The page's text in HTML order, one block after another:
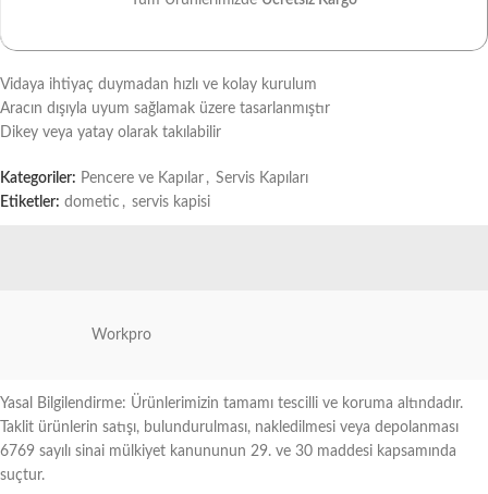
Vidaya ihtiyaç duymadan hızlı ve kolay kurulum
Aracın dışıyla uyum sağlamak üzere tasarlanmıştır
Dikey veya yatay olarak takılabilir
Kategoriler: Pencere ve Kapılar , Servis Kapıları
Etiketler: dometic , servis kapisi
Workpro
Yasal Bilgilendirme: Ürünlerimizin tamamı tescilli ve koruma altındadır.
Taklit ürünlerin satışı, bulundurulması, nakledilmesi veya depolanması
6769 sayılı sinai mülkiyet kanununun 29. ve 30 maddesi kapsamında
suçtur.